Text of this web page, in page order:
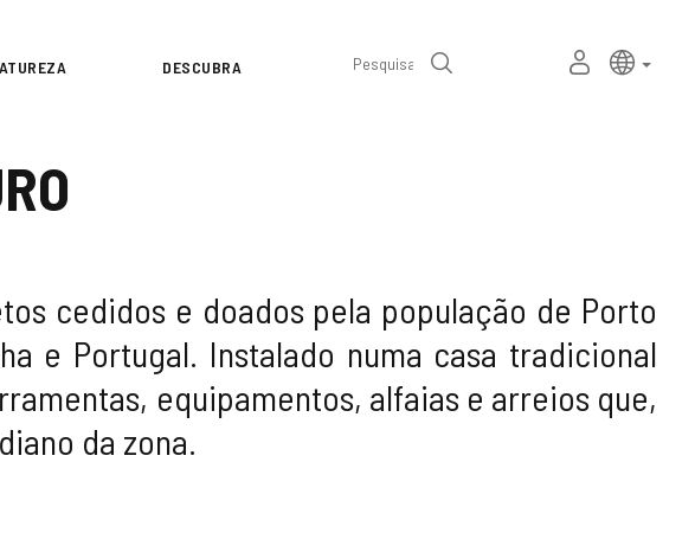
DESCUBRA Pesquisa
MEU
ESPAÇO
Seletor
de
cedidos e doados pela população de Porto
e Portugal. Instalado numa casa tradicional
equipamentos, alfaias e arreios que,
da zona.